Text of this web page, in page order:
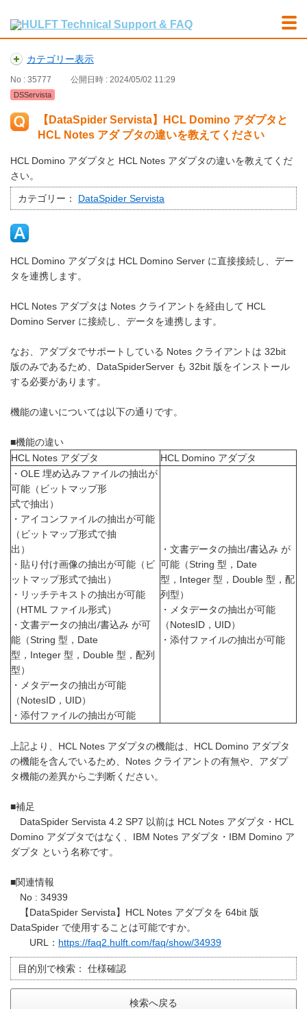
カテゴリー表示
No : 35777 公開日時 : 2024/05/02 11:29
DSServista
【DataSpider Servista】HCL Domino アダプタと
HCL Notes アダ プタの違いを教えてください
HCL Domino アダプタと HCL Notes アダプタの違いを教えてくだ
さい。
カテゴリー： DataSpider Servista
HCL Domino アダプタは HCL Domino Server に直接接続し、デー
タを連携します。
HCL Notes アダプタは Notes クライアントを経由して HCL
Domino Server に接続し、データを連携します。
なお、アダプタでサポートしている Notes クライアントは 32bit
版のみであるため、DataSpiderServer も 32bit 版をインストール
する必要があります。
機能の違いについては以下の通りです。
■機能の違い
HCL Notes アダプタ
HCL Domino アダプタ
・OLE 埋め込みファイルの抽出が
可能（ビットマップ形
式で抽出）
・アイコンファイルの抽出が可能
（ビットマップ形式で抽
出）
・貼り付け画像の抽出が可能（ビ
ットマップ形式で抽出）
・リッチテキストの抽出が可能
（HTML ファイル形式）
・文書データの抽出/書込み が可
能（String 型，Date
型，Integer 型，Double 型，配列
型）
・メタデータの抽出が可能
（NotesID，UID）
・添付ファイルの抽出が可能
・文書データの抽出/書込み が
可能（String 型，Date
型，Integer 型，Double 型，配
列型）
・メタデータの抽出が可能
（NotesID，UID）
・添付ファイルの抽出が可能
上記より、HCL Notes アダプタの機能は、HCL Domino アダプタ
の機能を含んでいるため、Notes クライアントの有無や、アダプ
タ機能の差異からご判断ください。
■補足
DataSpider Servista 4.2 SP7 以前は HCL Notes アダプタ・HCL
Domino アダプタではなく、IBM Notes アダプタ・IBM Domino ア
ダプタ という名称です。
■関連情報
No : 34939
【DataSpider Servista】HCL Notes アダプタを 64bit 版
DataSpider で使用することは可能ですか。
URL： https://faq2.hulft.com/faq/show/34939
目的別で検索： 仕様確認
検索へ戻る